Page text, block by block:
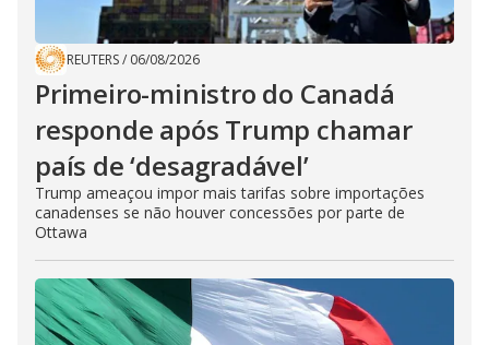
REUTERS/ 06/08/2026
Primeiro-ministro do Canadá
responde após Trump chamar
país de ‘desagradável’
Trump ameaçou impor mais tarifas sobre importações
canadenses se não houver concessões por parte de
Ottawa